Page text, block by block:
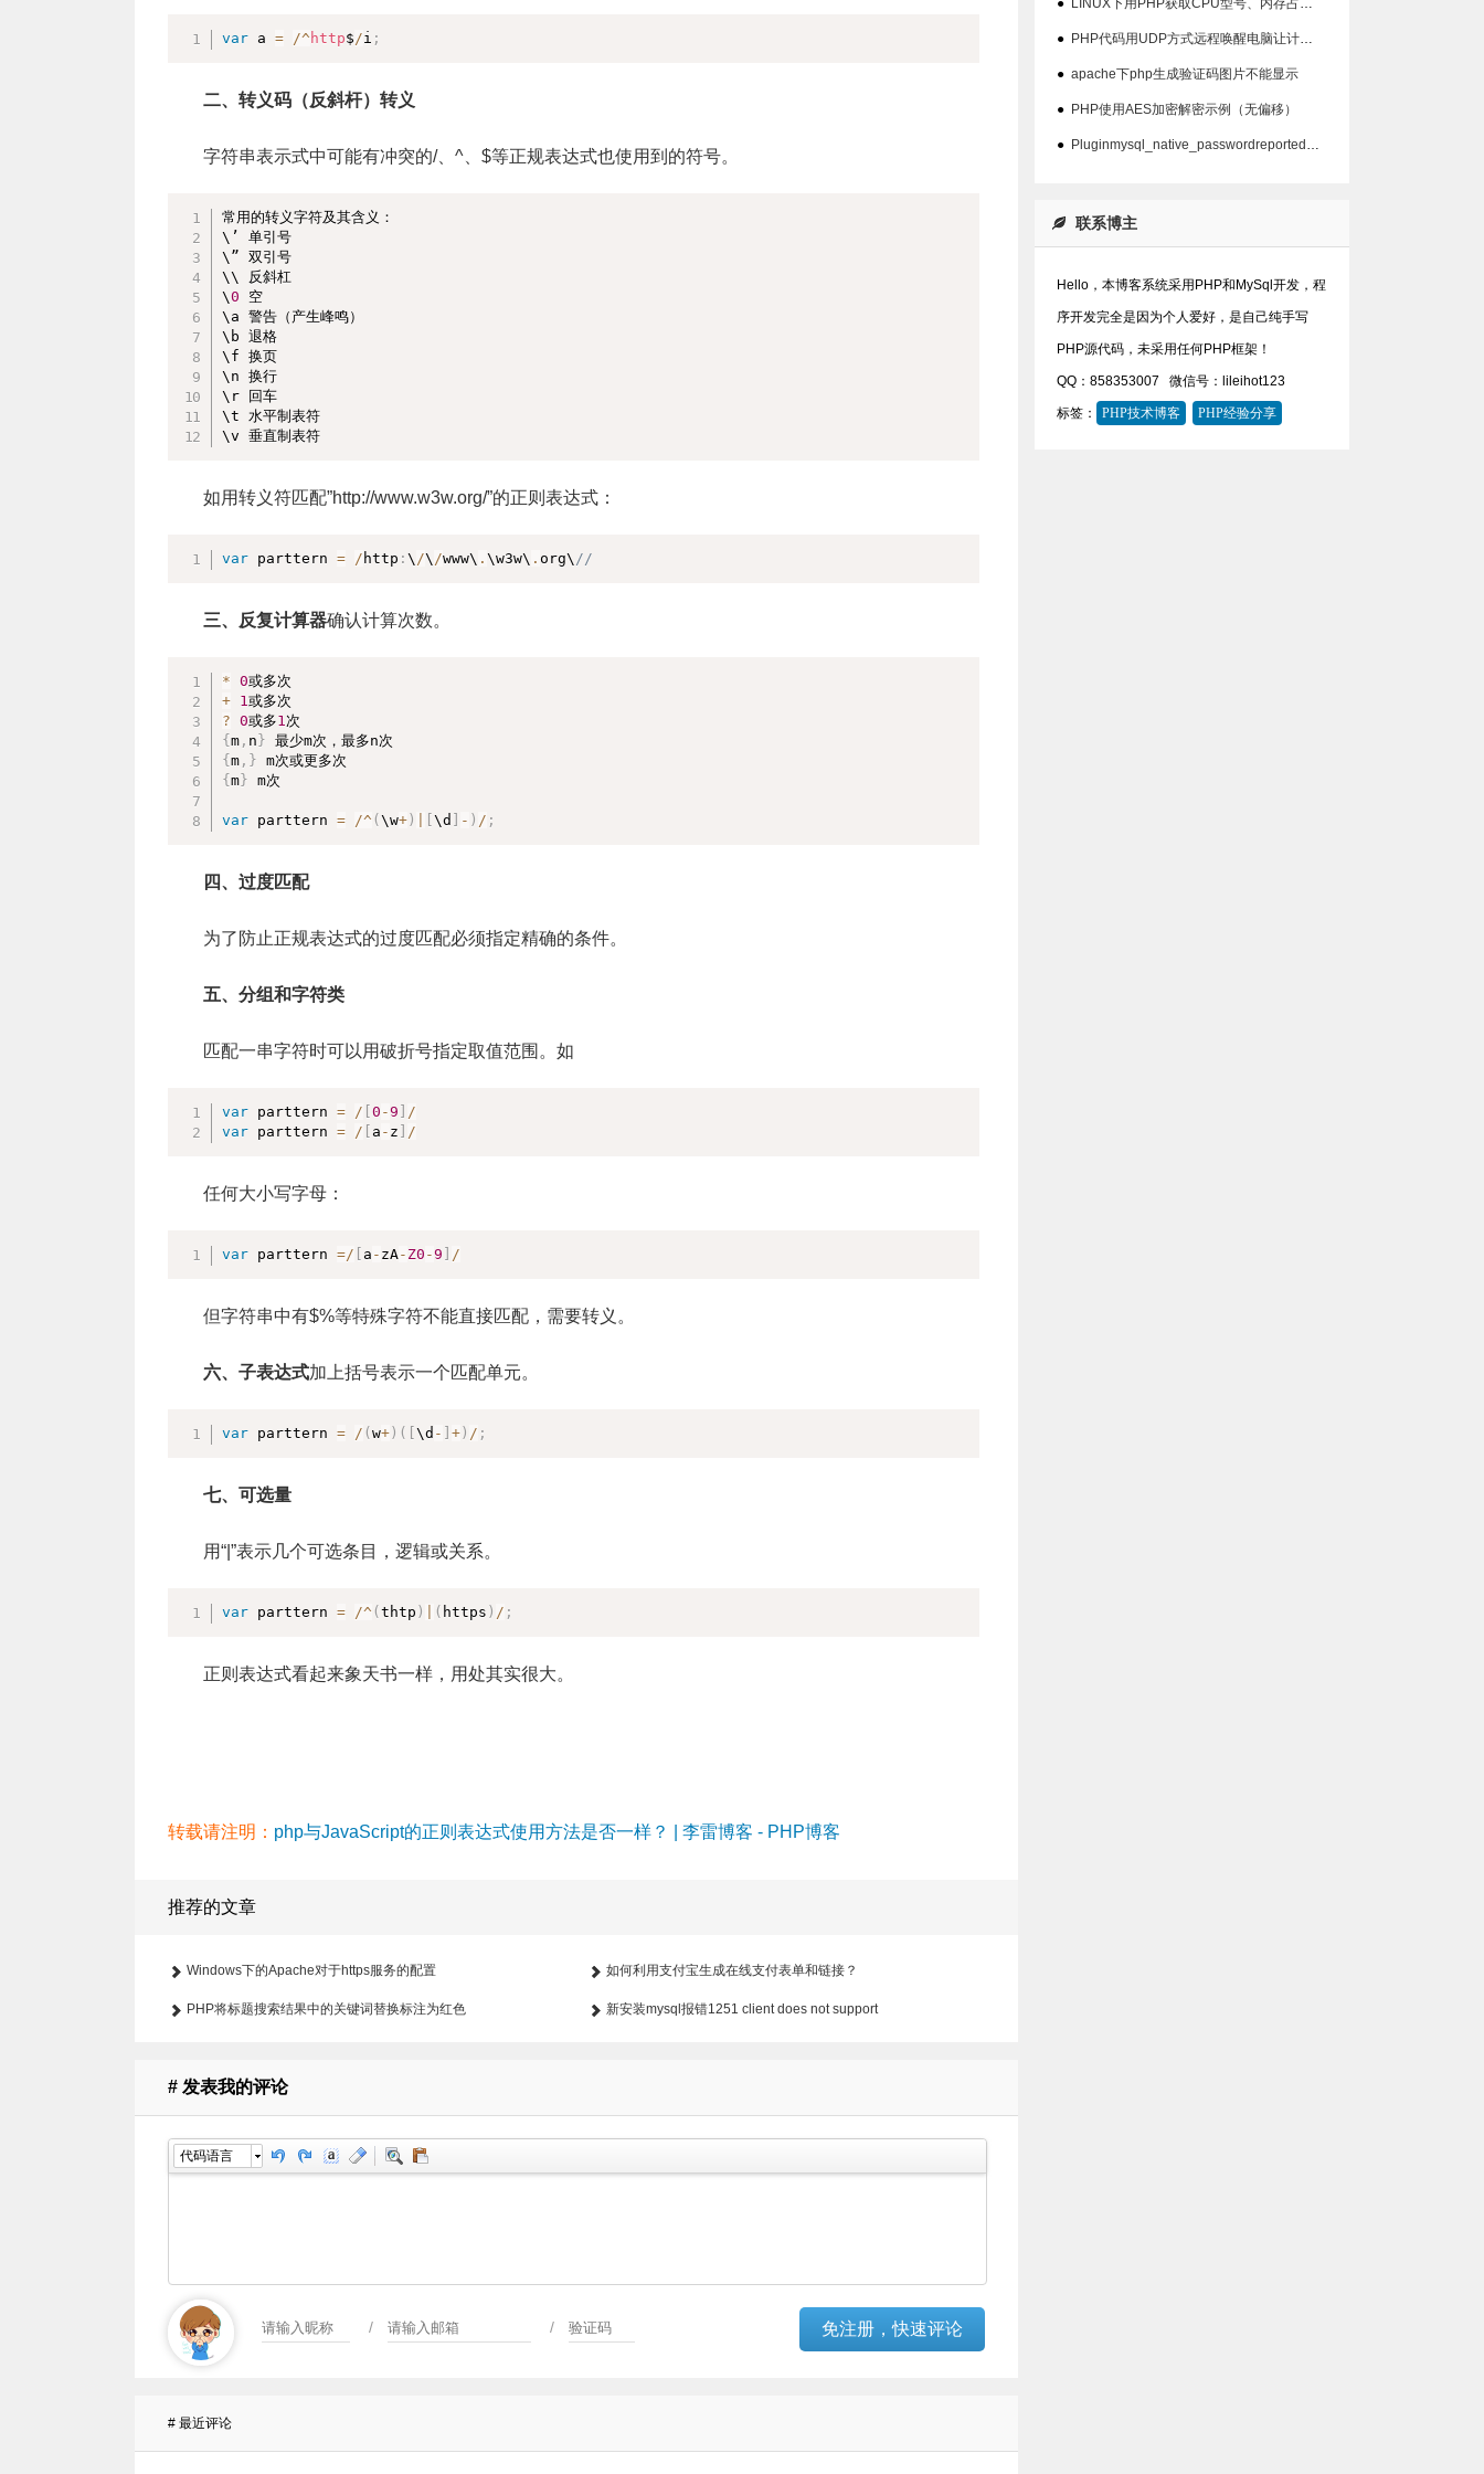
var a = /^ http$/i ;
二、转义码（反斜杆）转义
字符串表示式中可能有冲突的/、^、$等正规表达式也使用到的符号。
常用的转义字符及其含义：
\’ 单引号
\” 双引号
\\ 反斜杠
\0 空
\a 警告（产生峰鸣）
\b 退格
\f 换页
\n 换行
\r 回车
\t 水平制表符
\v 垂直制表符
如用转义符匹配”http://www.w3w.org/”的正则表达式：
var parttern = / http :\ /\ /www\ .\w3w\ . org\ //
三、反复计算器确认计算次数。
* 0
+ 1
?
0或多1
{m , n }
{m , }
{m } m次
var parttern = /^ (\w+ ) [\d - ) / ;
四、过度匹配
为了防止正规表达式的过度匹配必须指定精确的条件。
五、分组和字符类
匹配一串字符时可以用破折号指定取值范围。如
var parttern = / [0 -9
/
var parttern = / a - z /
任何大小写字母：
var parttern =/ a - zA- Z0 -9 /
但字符串中有$%等特殊字符不能直接匹配，需要转义。
六、子表达式加上括号表示一个匹配单元。
var parttern = / (w+ ) ( [\d - ]+ ) / ;
七、可选量
用“|”表示几个可选条目，逻辑或关系。
var parttern = /^ (thtp ) ( https ) / ;
正则表达式看起来象天书一样，用处其实很大。
转载请注明： php与JavaScript的正则表达式使用方法是否一样？ | 李雷博客 - PHP博客
推荐的文章
Windows下的Apache对于https服务的配置 如何利用支付宝生成在线支付表单和链接？
PHP将标题搜索结果中的关键词替换标注为红色 新安装mysql报错1251 client does not support
# 发表我的评论
代码语言
/ /
# 最近评论
● LINUX下用PHP获取CPU型号、内存占用、硬盘占用等信息代码
● PHP代码用UDP方式远程唤醒电脑让计算机开机
● apache下php生成验证码图片不能显示
● PHP使用AES加密解密示例（无偏移）
● Pluginmysql_native_passwordreported:''mysql_native_password'isdeprecate问题
联系博主
Hello，本博客系统采用PHP和MySql开发，程
序开发完全是因为个人爱好，是自己纯手写
PHP源代码，未采用任何PHP框架！
QQ：858353007 微信号：lileihot123
标签： PHP技术博客 PHP经验分享